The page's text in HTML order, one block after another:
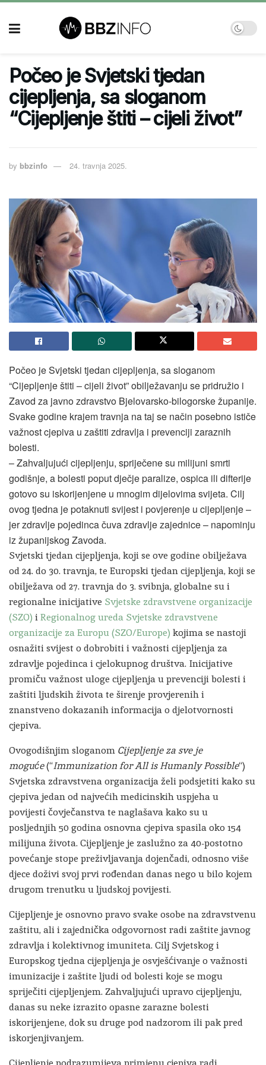
Počeo je Svjetski tjedan
cijepljenja, sa sloganom
“Cijepljenje štiti – cijeli život”
by bbzinfo 24. travnja 2025.
Počeo je Svjetski tjedan cijepljenja, sa sloganom
“Cijepljenje štiti – cijeli život” obilježavanju se pridružio i
Zavod za javno zdravstvo Bjelovarsko-bilogorske županije.
Svake godine krajem travnja na taj se način posebno ističe
važnost cjepiva u zaštiti zdravlja i prevenciji zaraznih
bolesti.
– Zahvaljujući cijepljenju, spriječene su milijuni smrti
godišnje, a bolesti poput dječje paralize, ospica ili difterije
gotovo su iskorijenjene u mnogim dijelovima svijeta. Cilj
ovog tjedna je potaknuti svijest i povjerenje u cijepljenje –
jer zdravlje pojedinca čuva zdravlje zajednice – napominju
iz županijskog Zavoda.
Svjetski tjedan cijepljenja, koji se ove godine obilježava
od 24. do 30. travnja, te Europski tjedan cijepljenja, koji se
obilježava od 27. travnja do 3. svibnja, globalne su i
regionalne inicijative Svjetske zdravstvene organizacije
(SZO) iRegionalnog ureda Svjetske zdravstvene
organizacije za Europu (SZO/Europe) kojima se nastoji
osnažiti svijest o dobrobiti i važnosti cijepljenja za
zdravlje pojedinca i cjelokupnog društva. Inicijative
promiču važnost uloge cijepljenja u prevenciji bolesti i
zaštiti ljudskih života te širenje provjerenih i
znanstveno dokazanih informacija o djelotvornosti
cjepiva.
Ovogodišnjim sloganom Cijepljenje za sve je
moguće(“Immunization for All is Humanly Possible“)
Svjetska zdravstvena organizacija želi podsjetiti kako su
cjepiva jedan od najvećih medicinskih uspjeha u
povijesti čovječanstva te naglašava kako su u
posljednjih 50 godina osnovna cjepiva spasila oko 154
milijuna života. Cijepljenje je zaslužno za 40-postotno
povećanje stope preživljavanja dojenčadi, odnosno više
djece doživi svoj prvi rođendan danas nego u bilo kojem
drugom trenutku u ljudskoj povijesti.
Cijepljenje je osnovno pravo svake osobe na zdravstvenu
zaštitu, ali i zajednička odgovornost radi zaštite javnog
zdravlja i kolektivnog imuniteta. Cilj Svjetskog i
Europskog tjedna cijepljenja je osvješćivanje o važnosti
imunizacije i zaštite ljudi od bolesti koje se mogu
spriječiti cijepljenjem. Zahvaljujući upravo cijepljenju,
danas su neke izrazito opasne zarazne bolesti
iskorijenjene, dok su druge pod nadzorom ili pak pred
iskorjenjivanjem.